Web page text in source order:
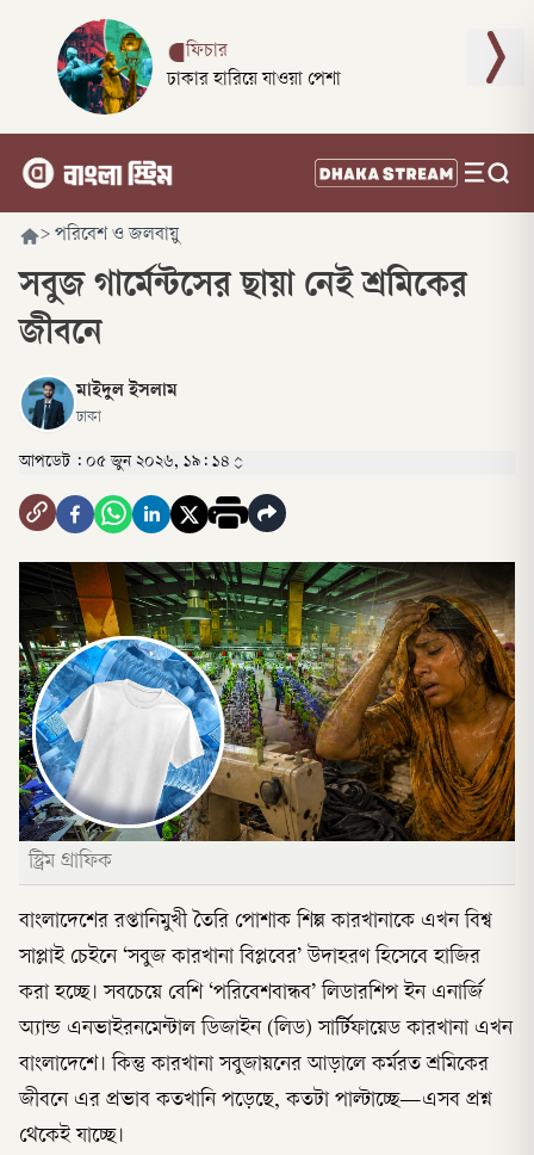
ফিচার
ঢাকার হারিয়ে যাওয়া পেশা
> পরিবেশ ও জলবায়ু
সবুজ গার্মেন্টসের ছায়া নেই শ্রমিকের
জীবনে
মাইদুল ইসলাম
ঢাকা
আপডেট : ০৫ জুন ২০২৬, ১৯: ১৪
স্ট্রিম গ্রাফিক
বাংলাদেশের রপ্তানিমুখী তৈরি পোশাক শিল্প কারখানাকে এখন বিশ্ব
সাপ্লাই চেইনে ‘সবুজ কারখানা বিপ্লবের’ উদাহরণ হিসেবে হাজির
করা হচ্ছে। সবচেয়ে বেশি ‘পরিবেশবান্ধব’ লিডারশিপ ইন এনার্জি
অ্যান্ড এনভাইরনমেন্টাল ডিজাইন (লিড) সার্টিফায়েড কারখানা এখন
বাংলাদেশে। কিন্তু কারখানা সবুজায়নের আড়ালে কর্মরত শ্রমিকের
জীবনে এর প্রভাব কতখানি পড়েছে, কতটা পাল্টাচ্ছে—এসব প্রশ্ন
থেকেই যাচ্ছে।